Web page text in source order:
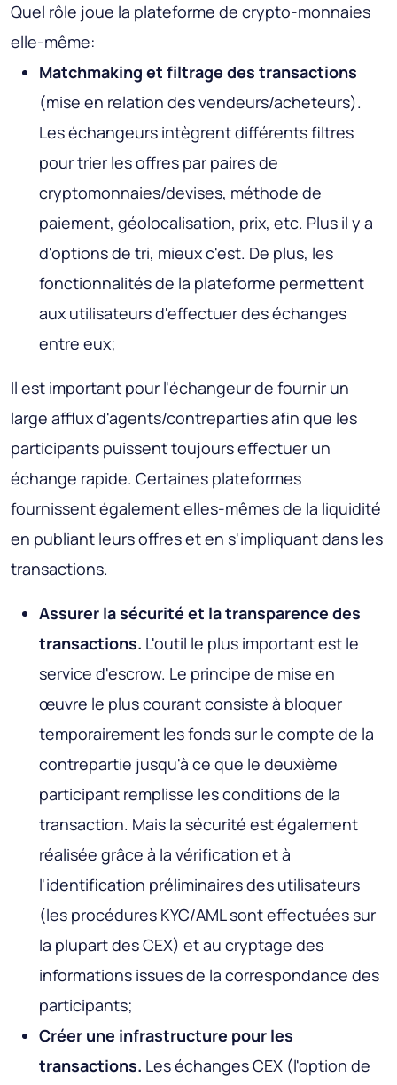
Quel rôle joue la plateforme de crypto-monnaies
elle-même:
Matchmaking et filtrage des transactions
(mise en relation des vendeurs/acheteurs).
Les échangeurs intègrent différents filtres
pour trier les offres par paires de
cryptomonnaies/devises, méthode de
paiement, géolocalisation, prix, etc. Plus il y a
d'options de tri, mieux c'est. De plus, les
fonctionnalités de la plateforme permettent
aux utilisateurs d'effectuer des échanges
entre eux;
Il est important pour l'échangeur de fournir un
large afflux d'agents/contreparties afin que les
participants puissent toujours effectuer un
échange rapide. Certaines plateformes
fournissent également elles-mêmes de la liquidité
en publiant leurs offres et en s'impliquant dans les
transactions.
Assurer la sécurité et la transparence des
transactions. L'outil le plus important est le
service d'escrow. Le principe de mise en
œuvre le plus courant consiste à bloquer
temporairement les fonds sur le compte de la
contrepartie jusqu'à ce que le deuxième
participant remplisse les conditions de la
transaction. Mais la sécurité est également
réalisée grâce à la vérification et à
l'identification préliminaires des utilisateurs
(les procédures KYC/AML sont effectuées sur
la plupart des CEX) et au cryptage des
informations issues de la correspondance des
participants;
Créer une infrastructure pour les
transactions. Les échanges CEX (l'option de